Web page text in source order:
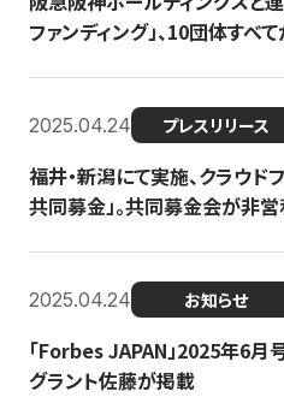
ファンディング」、10団体すべ
2025.04.24 プレスリリース
福井・新潟にて実施、クラウド
共同募金」。共同募金会が非
2025.04.24 お知らせ
「Forbes JAPAN」2025年6月
グラント佐藤が掲載